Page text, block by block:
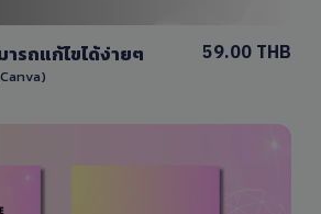
รถแก้ไขได้ง่ายๆ 59.00 THB